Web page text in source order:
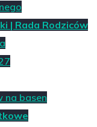
| Rada Rodziców
na basen